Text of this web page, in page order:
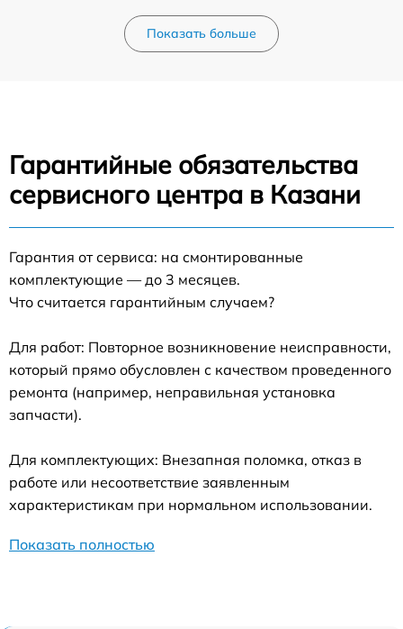
Показать больше
Гарантийные обязательства
сервисного центра в Казани
Гарантия от сервиса: на смонтированные
комплектующие — до 3 месяцев.
Что считается гарантийным случаем?
Для работ: Повторное возникновение неисправности,
который прямо обусловлен с качеством проведенного
ремонта (например, неправильная установка
запчасти).
Для комплектующих: Внезапная поломка, отказ в
работе или несоответствие заявленным
характеристикам при нормальном использовании.
Показать полностью